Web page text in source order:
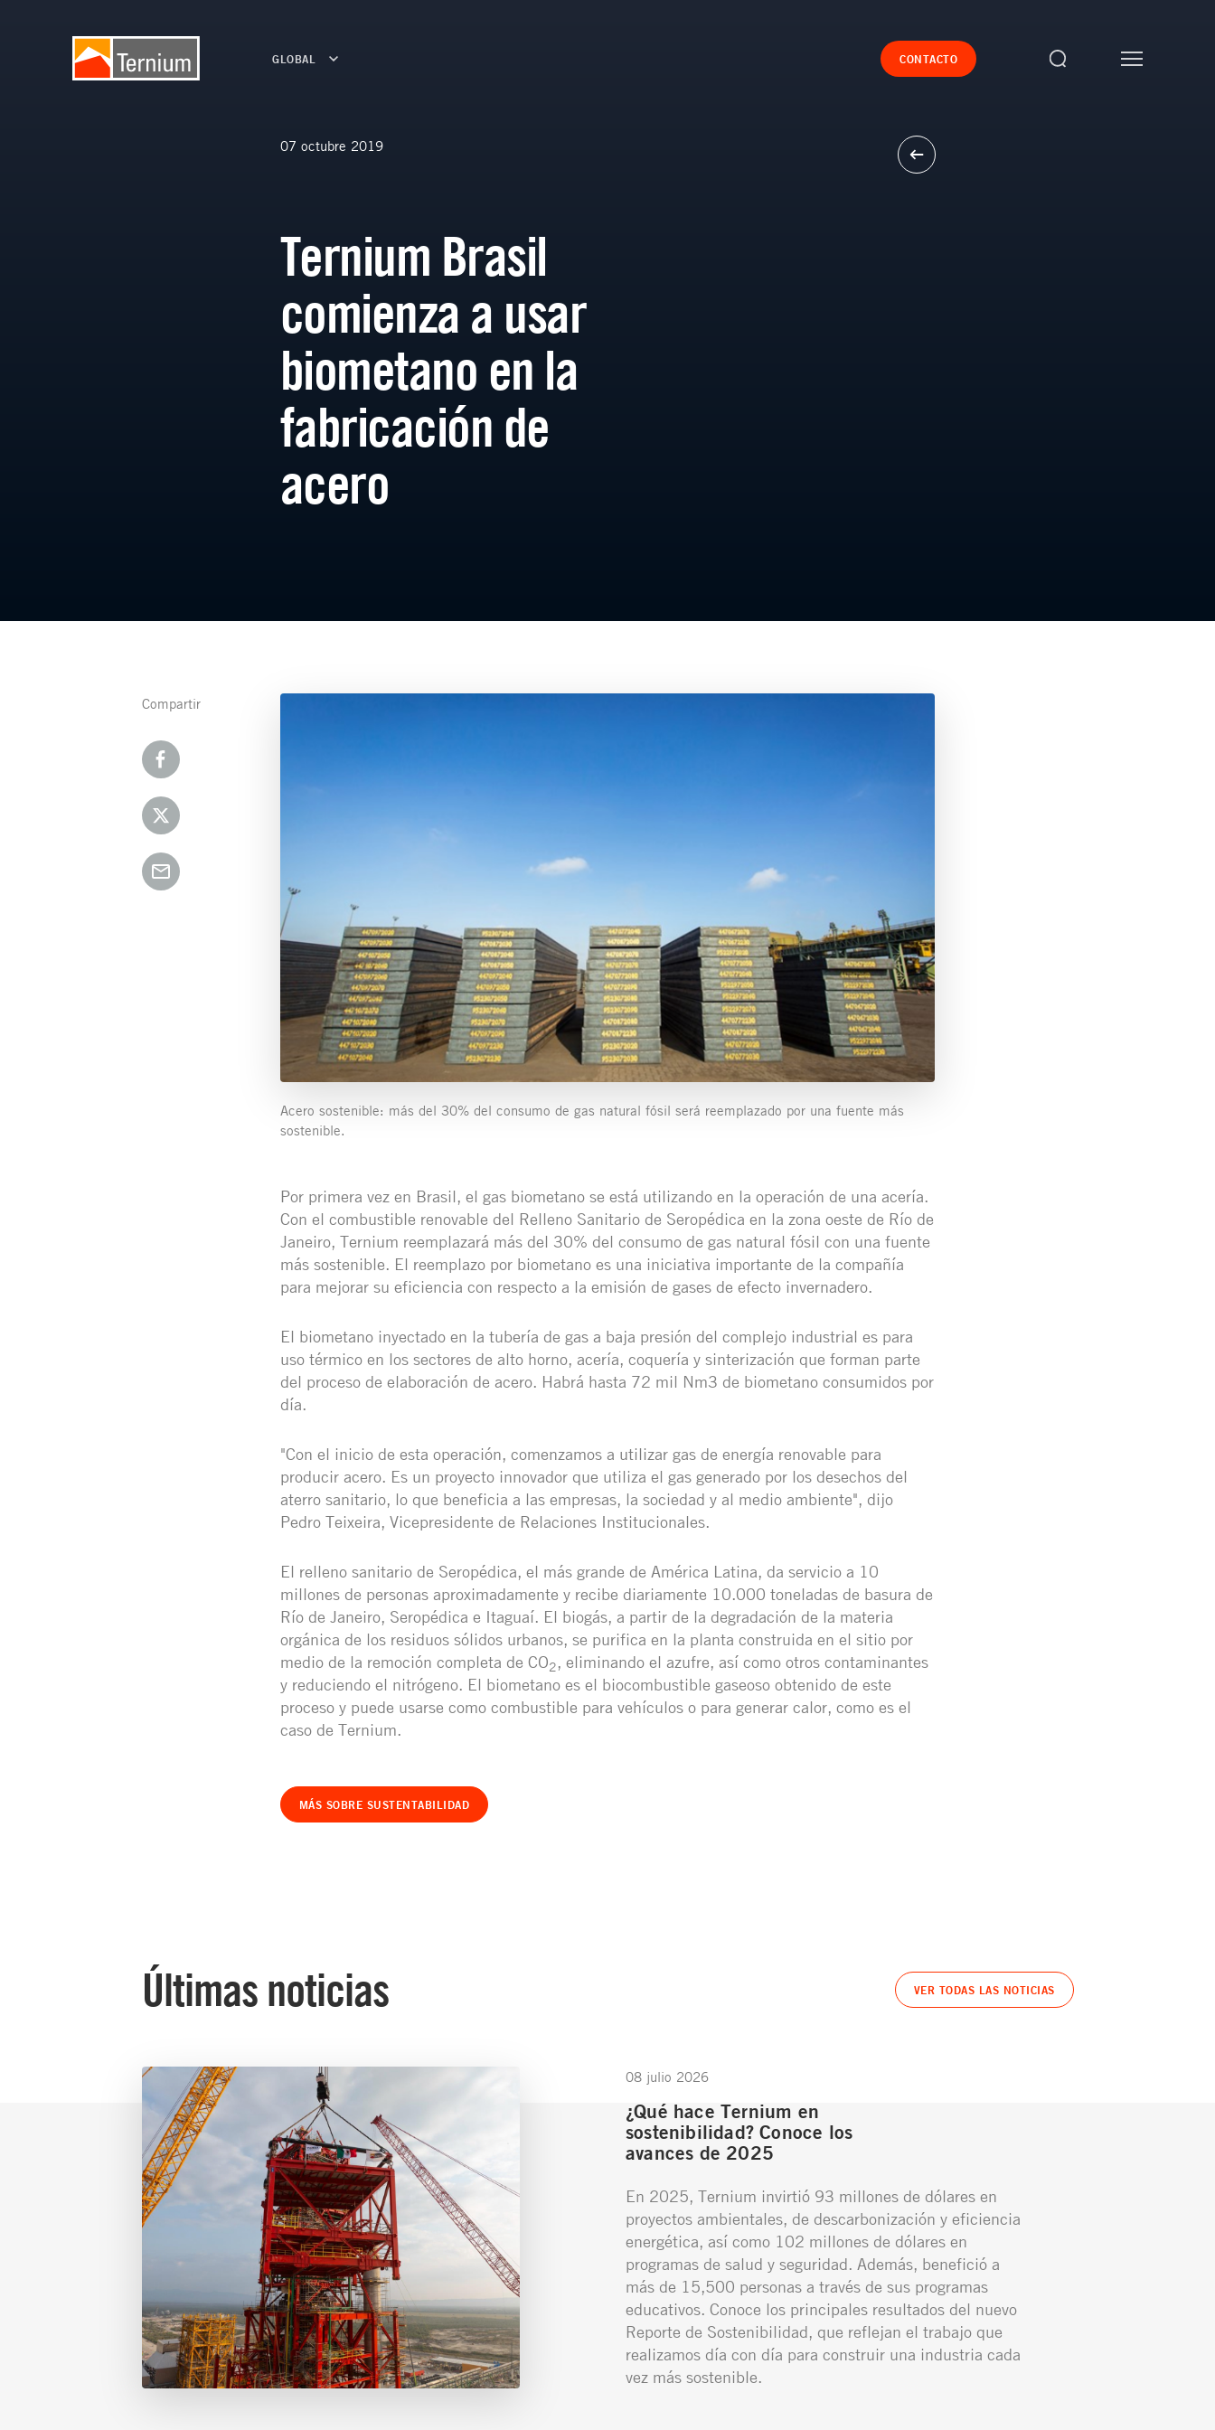
GLOBAL CONTACTO
07 octubre 2019
Ternium Brasil
comienza a usar
biometano en la
fabricación de
acero
Compartir
Acero sostenible: más del 30% del consumo de gas natural fósil será reemplazado por una fuente más
sostenible.
Por primera vez en Brasil, el gas biometano se está utilizando en la operación de una acería.
Con el combustible renovable del Relleno Sanitario de Seropédica en la zona oeste de Río de
Janeiro, Ternium reemplazará más del 30% del consumo de gas natural fósil con una fuente
más sostenible. El reemplazo por biometano es una iniciativa importante de la compañía
para mejorar su eficiencia con respecto a la emisión de gases de efecto invernadero.
El biometano inyectado en la tubería de gas a baja presión del complejo industrial es para
uso térmico en los sectores de alto horno, acería, coquería y sinterización que forman parte
del proceso de elaboración de acero. Habrá hasta 72 mil Nm3 de biometano consumidos por
día.
"Con el inicio de esta operación, comenzamos a utilizar gas de energía renovable para
producir acero. Es un proyecto innovador que utiliza el gas generado por los desechos del
aterro sanitario, lo que beneficia a las empresas, la sociedad y al medio ambiente", dijo
Pedro Teixeira, Vicepresidente de Relaciones Institucionales.
El relleno sanitario de Seropédica, el más grande de América Latina, da servicio a 10
millones de personas aproximadamente y recibe diariamente 10.000 toneladas de basura de
Río de Janeiro, Seropédica e Itaguaí. El biogás, a partir de la degradación de la materia
orgánica de los residuos sólidos urbanos, se purifica en la planta construida en el sitio por
medio de la remoción completa de CO2, eliminando el azufre, así como otros contaminantes
y reduciendo el nitrógeno. El biometano es el biocombustible gaseoso obtenido de este
proceso y puede usarse como combustible para vehículos o para generar calor, como es el
caso de Ternium.
MÁS SOBRE SUSTENTABILIDAD
Últimas noticias VER TODAS LAS NOTICIAS
08 julio 2026
¿Qué hace Ternium en
sostenibilidad? Conoce los
avances de 2025
En 2025, Ternium invirtió 93 millones de dólares en
proyectos ambientales, de descarbonización y eficiencia
energética, así como 102 millones de dólares en
programas de salud y seguridad. Además, benefició a
más de 15,500 personas a través de sus programas
educativos. Conoce los principales resultados del nuevo
Reporte de Sostenibilidad, que reflejan el trabajo que
realizamos día con día para construir una industria cada
vez más sostenible.